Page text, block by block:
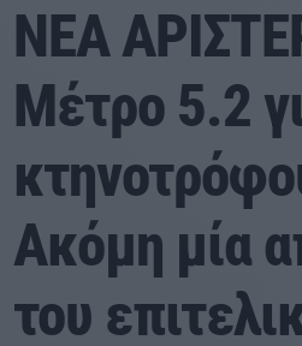
Αρχική
Εκπομπές
Ειδήσεις
Τοπικά Νέα
Αθλητικά
ΝΕΑ
Μέτρο 5.2
Ακόμη μία
του